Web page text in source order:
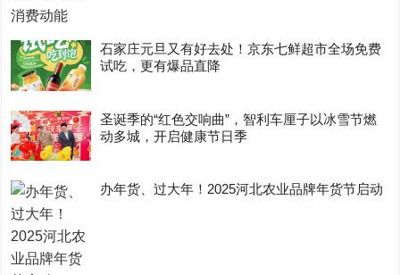
石家庄元旦又有好去处！京东七鲜超市全场免费
试吃，更有爆品直降
圣诞季的“红色交响曲”，智利车厘子以冰雪节燃
动多城，开启健康节日季
办年货、过大年！2025河北农业品牌年货节启动